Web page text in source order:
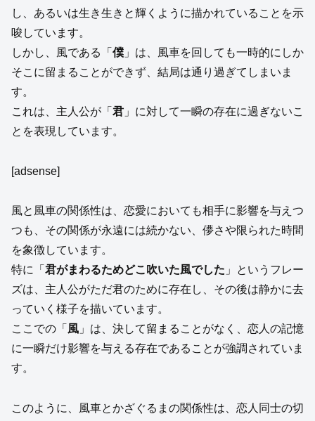
し、あるいは生き生きと輝くように描かれていることを示
唆しています。
しかし、風である「 僕 」は、風車を回しても一時的にしか
そこに留まることができず、結局は通り過ぎてしまいま
す。
これは、主人公が「 君 」に対して一瞬の存在に過ぎないこ
とを表現しています。
[adsense]
風と風車の関係性は、恋愛においても相手に影響を与えつ
つも、その関係が永遠には続かない、儚さや限られた時間
を象徴しています。
特に「 君がまわるためどこ吹いた風でした 」というフレー
ズは、主人公がただ君のために存在し、その後は静かに去
っていく様子を描いています。
ここでの「 風 」は、決して留まることがなく、恋人の記憶
に一瞬だけ影響を与える存在であることが強調されていま
す。
このように、風車とかざぐるまの関係性は、恋人同士の切